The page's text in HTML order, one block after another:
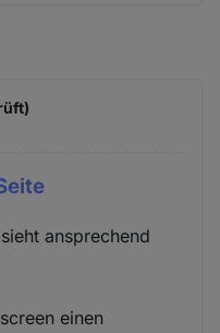
ansprechend
einen